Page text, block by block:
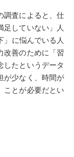
調査によると、仕
足していない」人
」に悩んでいる人
改善のために「習
したというデータ
が少なく、時間が
ことが必要だとい